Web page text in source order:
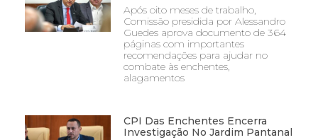
Após oito meses de trabalho,
Comissão presidida por Alessandro
Guedes aprova documento de 364
páginas com importantes
recomendações para ajudar no
combate às enchentes,
alagamentos
CPI Das Enchentes Encerra
Investigação No Jardim Pantanal